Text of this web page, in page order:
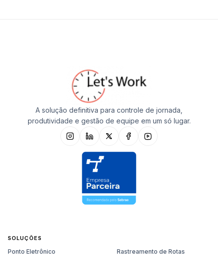
A solução definitiva para controle de jornada,
produtividade e gestão de equipe em um só lugar.
SOLUÇÕES
Ponto Eletrônico
Rastreamento de Rotas